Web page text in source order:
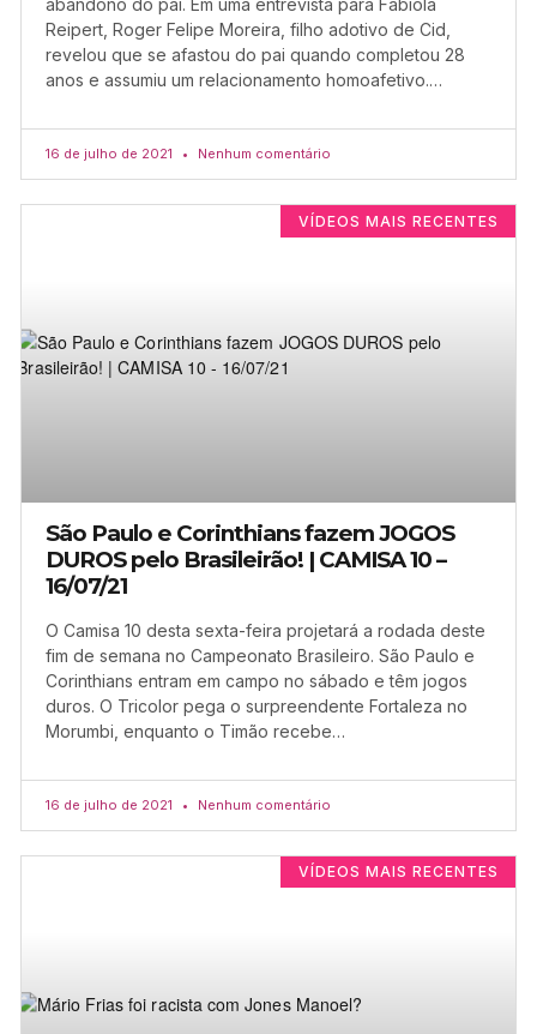
abandono do pai. Em uma entrevista para Fabíola
Reipert, Roger Felipe Moreira, filho adotivo de Cid,
revelou que se afastou do pai quando completou 28
anos e assumiu um relacionamento homoafetivo.…
16 de julho de 2021 Nenhum comentário
VÍDEOS MAIS RECENTES
São Paulo e Corinthians fazem JOGOS
DUROS pelo Brasileirão! | CAMISA 10 –
16/07/21
O Camisa 10 desta sexta-feira projetará a rodada deste
fim de semana no Campeonato Brasileiro. São Paulo e
Corinthians entram em campo no sábado e têm jogos
duros. O Tricolor pega o surpreendente Fortaleza no
Morumbi, enquanto o Timão recebe…
16 de julho de 2021 Nenhum comentário
VÍDEOS MAIS RECENTES